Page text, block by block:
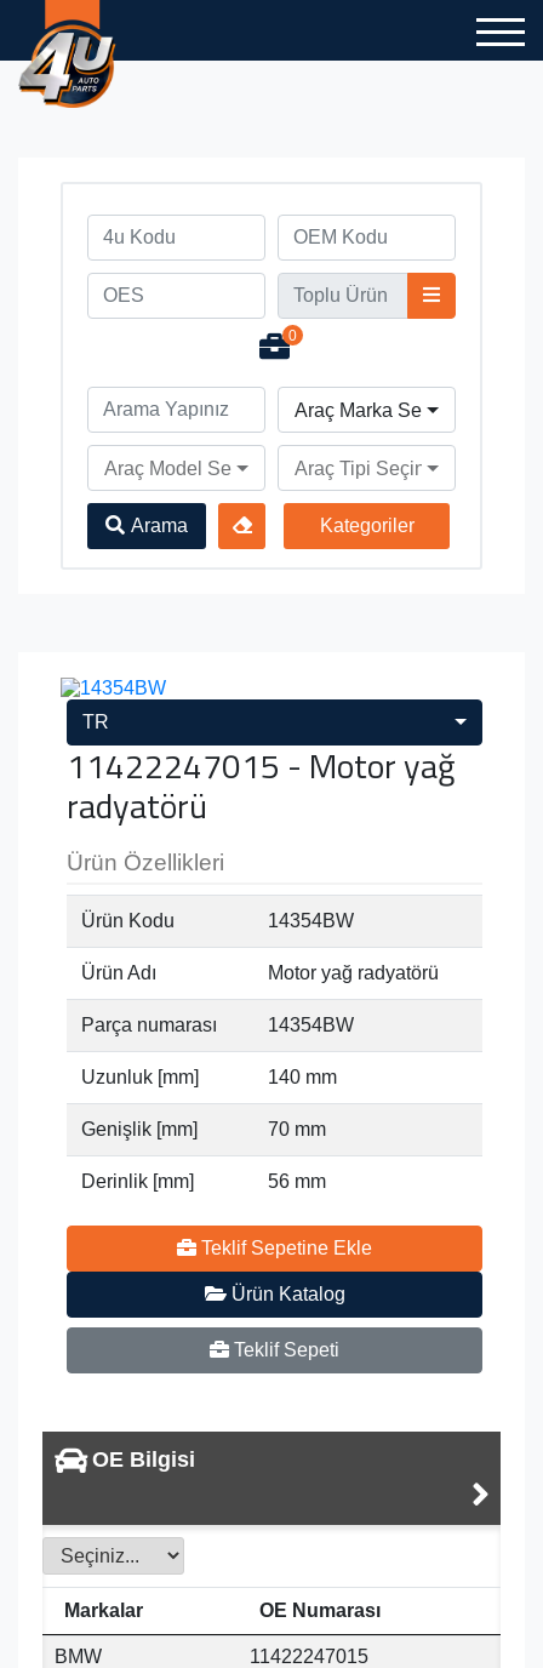
0
Araç Marka Seçiniz
Araç Model Seçiniz Araç Tipi Seçiniz
Arama Kategoriler
TR
11422247015 - Motor yağ
radyatörü
Ürün Özellikleri
Ürün Kodu 14354BW
Ürün Adı Motor yağ radyatörü
Parça numarası 14354BW
Uzunluk [mm] 140 mm
Genişlik [mm] 70 mm
Derinlik [mm] 56 mm
Teklif Sepetine Ekle
Ürün Katalog
Teklif Sepeti
OE Bilgisi
Markalar OE Numarası
BMW 11422247015